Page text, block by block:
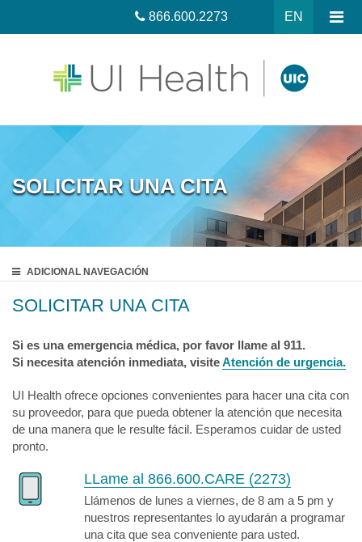
EN
866.600.2273
SOLICITAR UNA CITA
ADICIONAL NAVEGACIÓN
SOLICITAR UNA CITA
Si es una emergencia médica, por favor llame al 911.
Si necesita atención inmediata, visiteAtención de urgencia.
UI Health ofrece opciones convenientes para hacer una cita con
su proveedor, para que pueda obtener la atención que necesita
de una manera que le resulte fácil. Esperamos cuidar de usted
pronto.
LLame al 866.600.CARE (2273)
Llámenos de lunes a viernes, de 8 am a 5 pm y
nuestros representantes lo ayudarán a programar
una cita que sea conveniente para usted.